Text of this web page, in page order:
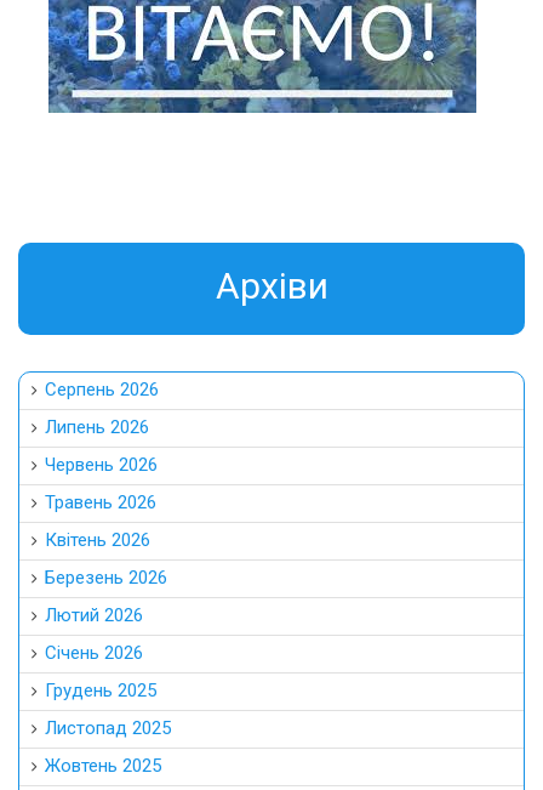
Aрхіви
Серпень 2026
Липень 2026
Червень 2026
Травень 2026
Квітень 2026
Березень 2026
Лютий 2026
Січень 2026
Грудень 2025
Листопад 2025
Жовтень 2025